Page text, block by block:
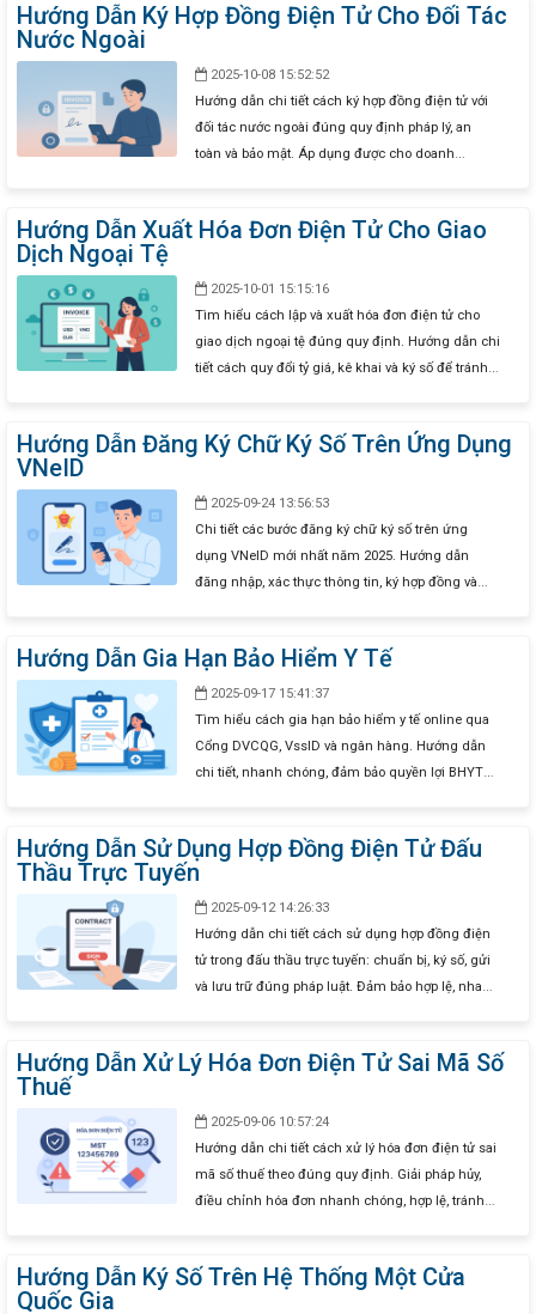
Hướng Dẫn Ký Hợp Đồng Điện Tử Cho Đối Tác
Nước Ngoài
2025-10-08 15:52:52
Hướng dẫn chi tiết cách ký hợp đồng điện tử với
đối tác nước ngoài đúng quy định pháp lý, an
toàn và bảo mật. Áp dụng được cho doanh
Hướng Dẫn Xuất Hóa Đơn Điện Tử Cho Giao
Dịch Ngoại Tệ
2025-10-01 15:15:16
Tìm hiểu cách lập và xuất hóa đơn điện tử cho
giao dịch ngoại tệ đúng quy định. Hướng dẫn chi
tiết cách quy đổi tỷ giá, kê khai và ký số để tránh
Hướng Dẫn Đăng Ký Chữ Ký Số Trên Ứng Dụng
VNeID
2025-09-24 13:56:53
Chi tiết các bước đăng ký chữ ký số trên ứng
dụng VNeID mới nhất năm 2025. Hướng dẫn
đăng nhập, xác thực thông tin, ký hợp đồng và
Hướng Dẫn Gia Hạn Bảo Hiểm Y Tế
2025-09-17 15:41:37
Tìm hiểu cách gia hạn bảo hiểm y tế online qua
Cổng DVCQG, VssID và ngân hàng. Hướng dẫn
chi tiết, nhanh chóng, đảm bảo quyền lợi BHYT
Hướng Dẫn Sử Dụng Hợp Đồng Điện Tử Đấu
Thầu Trực Tuyến
2025-09-12 14:26:33
Hướng dẫn chi tiết cách sử dụng hợp đồng điện
tử trong đấu thầu trực tuyến: chuẩn bị, ký số, gửi
và lưu trữ đúng pháp luật. Đảm bảo hợp lệ, nhanh
Hướng Dẫn Xử Lý Hóa Đơn Điện Tử Sai Mã Số
Thuế
2025-09-06 10:57:24
Hướng dẫn chi tiết cách xử lý hóa đơn điện tử sai
mã số thuế theo đúng quy định. Giải pháp hủy,
điều chỉnh hóa đơn nhanh chóng, hợp lệ, tránh
Hướng Dẫn Ký Số Trên Hệ Thống Một Cửa
Quốc Gia